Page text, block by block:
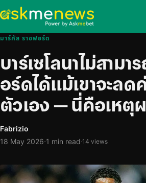
มาร์คัส ราชฟอร์ด
บาร์เซโลนาไม่สามา
อร์ดได้แม้เขาจะลด
ตัวเอง — นี่คือเหตุ
Fabrizio
18 May 2026·1 min read·14 views